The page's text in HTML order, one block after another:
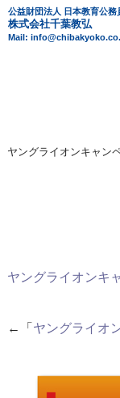
公益財団法人 日本教育公務
株式会社千葉教弘
Mail:
ヤングライオンキャン
ヤングライオンキ
←「 ヤングライオ